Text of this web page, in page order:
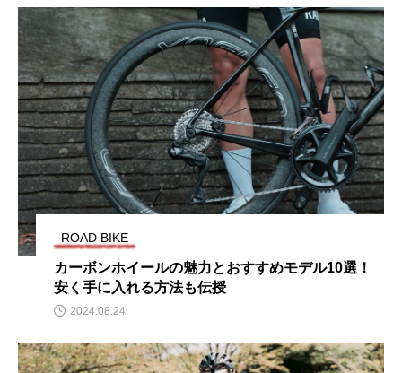
ROAD BIKE
カーボンホイールの魅力とおすすめモデル10選！
安く手に入れる方法も伝授
2024.08.24